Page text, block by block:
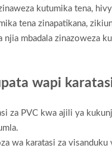
kutumika tena,
tena zinapatikana,
njia mbadala zinazoweza
wapi
za PVC kwa ajili ya
wa karatasi za